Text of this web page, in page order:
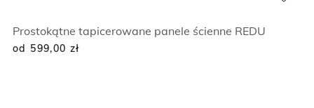
Prostokątne tapicerowane panele ścienne REDU
od 599,00zł